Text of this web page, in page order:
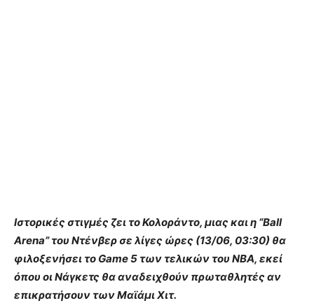
Ιστορικές στιγμές ζει το Κολοράντο, μιας και η “Ball
Arena” του Ντένβερ σε λίγες ώρες (13/06, 03:30) θα
φιλοξενήσει το Game 5 των τελικών του ΝΒΑ, εκεί
όπου οι Νάγκετς θα αναδειχθούν πρωταθλητές αν
επικρατήσουν των Μαϊάμι Χιτ.